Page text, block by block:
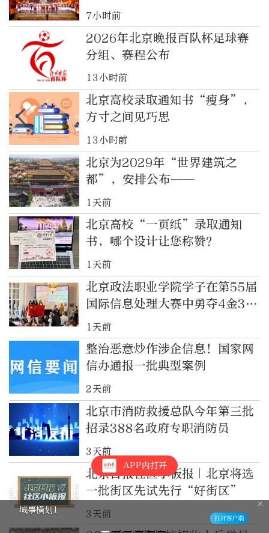
7小时前
2026年北京晚报百队杯足球赛
分组、赛程公布
13小时前
北京高校录取通知书“瘦身”，
方寸之间见巧思
13小时前
北京为2029年“世界建筑之
都”，安排公布——
1天前
北京高校“一页纸”录取通知
书，哪个设计让您称赞？
1天前
北京政法职业学院学子在第55届
国际信息处理大赛中勇夺4金3银
2铜！
1天前
整治恶意炒作涉企信息！国家网
信办通报一批典型案例
2天前
北京市消防救援总队今年第三批
招录388名政府专职消防员
3天前
北京日报社区小板报｜北京将选
一批街区先试先行“好街区”
3天前
APP内打开
城事横划1